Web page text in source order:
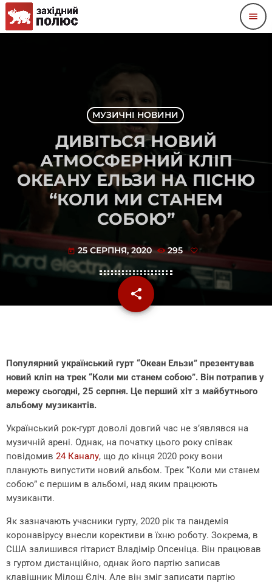
menu
МУЗИЧНІ НОВИНИ
ДИВІТЬСЯ НОВИЙ
АТМОСФЕРНИЙ КЛІП
ОКЕАНУ ЕЛЬЗИ НА ПІСНЮ
“КОЛИ МИ СТАНЕМ
СОБОЮ”
today 25 СЕРПНЯ, 2020 295
share
email
Популярний український гурт “Океан Ельзи” презентував
новий кліп на трек “Коли ми станем собою”. Він потрапив у
мережу сьогодні, 25 серпня. Це перший хіт з майбутнього
альбому музикантів.
Український рок-гурт доволі довгий час не з’являвся на
музичній арені. Однак, на початку цього року співак
повідомив 24 Каналу, що до кінця 2020 року вони
планують випустити новий альбом. Трек “Коли ми станем
собою” є першим в альбомі, над яким працюють
музиканти.
Як зазначають учасники гурту, 2020 рік та пандемія
коронавірусу внесли корективи в їхню роботу. Зокрема, в
США залишився гітарист Владімір Опсеніца. Він працював
з гуртом дистанційно, однак його партію записав
клавішник Мілош Єліч. Але він зміг записати партію